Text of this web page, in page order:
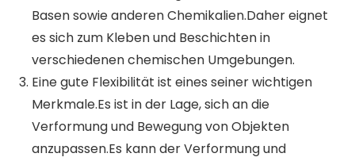
Basen sowie anderen Chemikalien.Daher eignet
es sich zum Kleben und Beschichten in
verschiedenen chemischen Umgebungen.
Eine gute Flexibilität ist eines seiner wichtigen
Merkmale.Es ist in der Lage, sich an die
Verformung und Bewegung von Objekten
anzupassen.Es kann der Verformung und